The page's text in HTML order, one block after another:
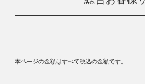
本ページの金額はすべて税込の金額です。